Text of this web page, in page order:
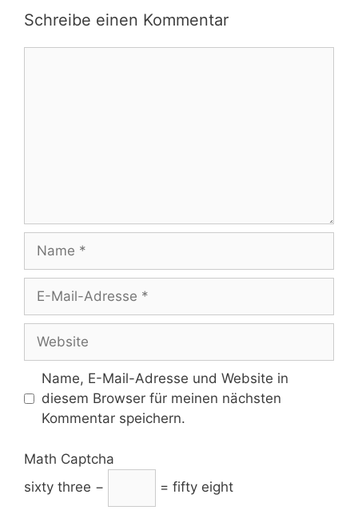
Schreibe einen Kommentar
Name
Adresse
Website
Name, E-Mail-Adresse und Website in
diesem Browser für meinen nächsten
Kommentar speichern.
Math Captcha
sixty three −
= fifty eight